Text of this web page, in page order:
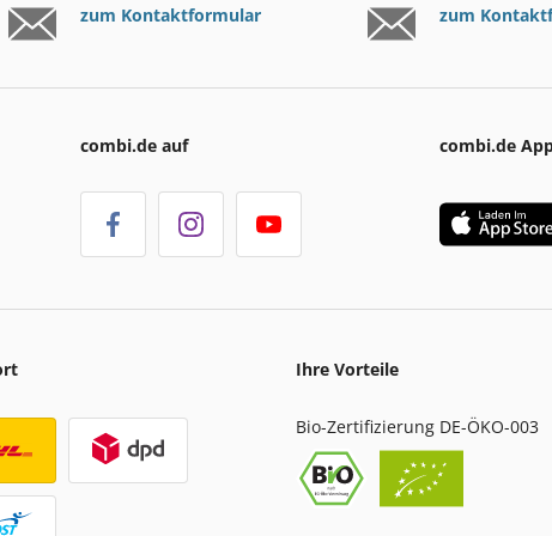
zum Kontaktformular zum
combi.de auf combi.de
Ihre Vorteile
Bio-Zertifizierung DE-ÖKO-003